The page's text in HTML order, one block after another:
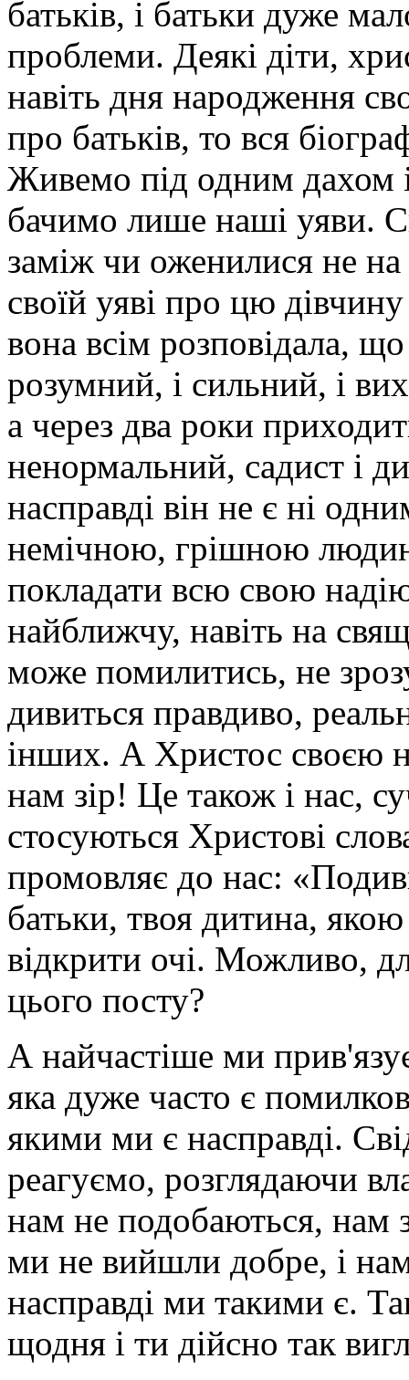
батьків, і батьки дуже
проблеми. Деякі діти,
навіть дня народження
про батьків, то вся
Живемо під одним дахом
бачимо лише наші уяви.
заміж чи оженилися не на
своїй уяві про цю
вона всім розповідала,
розумний, і сильний, і
а через два роки
ненормальний, садист і
насправді він не є ні
немічною, грішною
покладати всю свою
найближчу, навіть на
може помилитись, не
дивиться правдиво,
інших. А Христос своєю
нам зір! Це також і нас,
стосуються Христові
промовляє до нас:
батьки, твоя дитина,
відкрити очі. Можливо,
цього посту?
А найчастіше ми
яка дуже часто є
якими ми є насправді.
реагуємо, розглядаючи
нам не подобаються, нам
ми не вийшли добре, і
насправді ми такими є.
щодня і ти дійсно так